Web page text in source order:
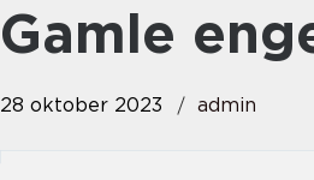
gamle
28 oktober 2023 admin